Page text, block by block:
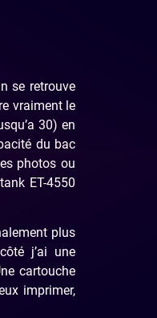
se retrouve
vraiment le
30) en
du bac
photos ou
ET-4550
plus
j’ai une
cartouche
imprimer,